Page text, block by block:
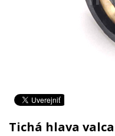
Tichá hlava